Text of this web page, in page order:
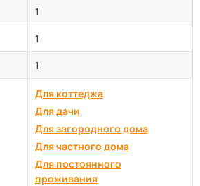
1
1
1
Для коттеджа
Для дачи
Для загородного дома
Для частного дома
Для постоянного
проживания